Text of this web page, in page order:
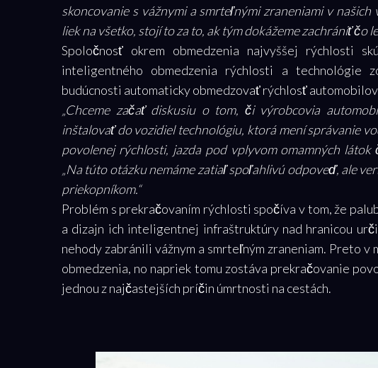
skoncovanie s vážnymi a smrteľnými zraneniami v
liek na všetko, stojí to za to, ak tým dokážeme zachrániť čo
Spoločnosť okrem obmedzenia najvyššej rýchlosti
inteligentného obmedzenia rýchlosti a technológie
budúcnosti automaticky obmedzovať rýchlosť automobilov
„Chceme začať diskusiu o tom, či výrobcovia
inštalovať do vozidiel technológiu, ktorá mení správanie
povolenej rýchlosti, jazda pod vplyvom omamných látok
„Na túto otázku nemáme zatiaľ spoľahlivú odpoveď, ale
priekopníkom.“
Problém s prekračovaním rýchlosti spočíva v tom, že
a dizajn ich inteligentnej infraštruktúry nad hranicou
nehody zabránili vážnym a smrteľným zraneniam. Preto
obmedzenia, no napriek tomu zostáva prekračovanie
jednou z najčastejších príčin úmrtnosti na cestách.